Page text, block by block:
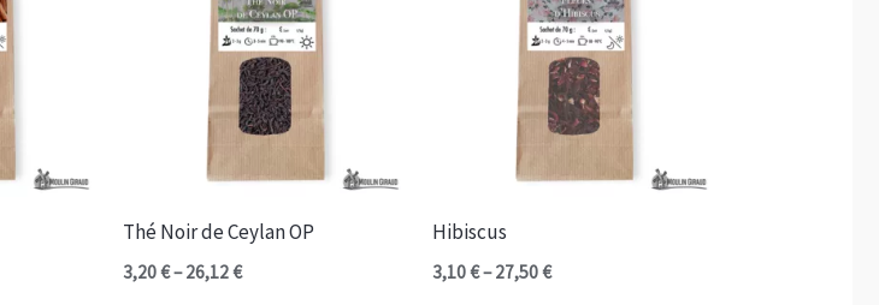
Thé Noir de Ceylan OP
3,20€–26,12€
Plage
Hibiscus
3,10€–27,50€
Plage